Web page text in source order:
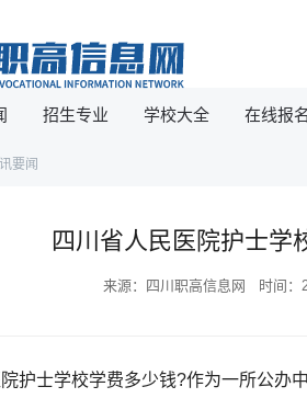
招生专业 学校大全 在线报名
要闻
四川省人民医院护士学
来源：四川职高信息网 时间：
护士学校学费多少钱?作为一所公办